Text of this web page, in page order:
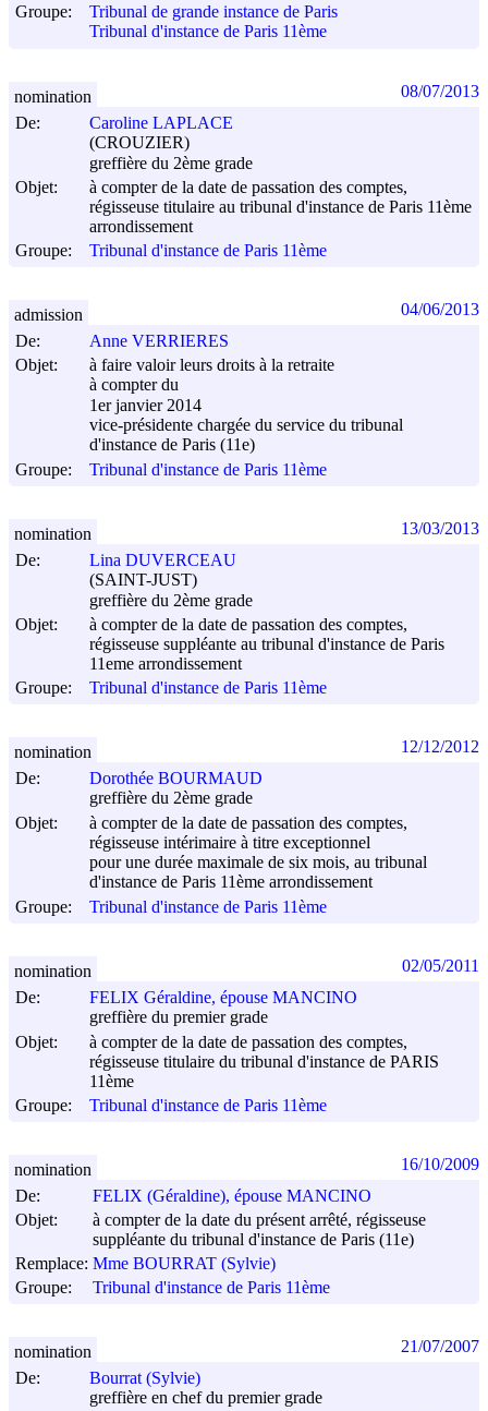
Groupe:
Tribunal de grande instance de Paris
Tribunal d'instance de Paris 11ème
De:
Caroline LAPLACE
(CROUZIER)
greffière du 2ème grade
Objet:
à compter de la date de passation des comptes,
régisseuse titulaire au tribunal d'instance de Paris 11ème
arrondissement
Groupe:
Tribunal d'instance de Paris 11ème
nomination 08/07/2013
De:
Anne VERRIERES
Objet:
à faire valoir leurs droits à la retraite
à compter du
1er janvier 2014
vice-présidente chargée du service du tribunal
d'instance de Paris (11e)
Groupe:
Tribunal d'instance de Paris 11ème
admission 04/06/2013
De:
Lina DUVERCEAU
(SAINT-JUST)
greffière du 2ème grade
Objet:
à compter de la date de passation des comptes,
régisseuse suppléante au tribunal d'instance de Paris
11eme arrondissement
Groupe:
Tribunal d'instance de Paris 11ème
nomination 13/03/2013
De:
Dorothée BOURMAUD
greffière du 2ème grade
Objet:
à compter de la date de passation des comptes,
régisseuse intérimaire à titre exceptionnel
pour une durée maximale de six mois, au tribunal
d'instance de Paris 11ème arrondissement
Groupe:
Tribunal d'instance de Paris 11ème
nomination 12/12/2012
De:
FELIX Géraldine, épouse MANCINO
greffière du premier grade
Objet:
à compter de la date de passation des comptes,
régisseuse titulaire du tribunal d'instance de PARIS
11ème
Groupe:
Tribunal d'instance de Paris 11ème
nomination 02/05/2011
De:
FELIX (Géraldine), épouse MANCINO
Objet:
à compter de la date du présent arrêté, régisseuse
suppléante du tribunal d'instance de Paris (11e)
Remplace: Mme BOURRAT (Sylvie)
Groupe:
Tribunal d'instance de Paris 11ème
nomination 16/10/2009
De:
Bourrat (Sylvie)
greffière en chef du premier grade
nomination 21/07/2007